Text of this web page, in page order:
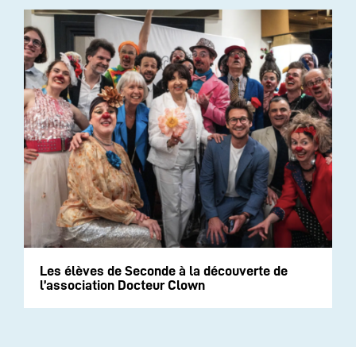
Les élèves de Seconde à la découverte de
l’association Docteur Clown